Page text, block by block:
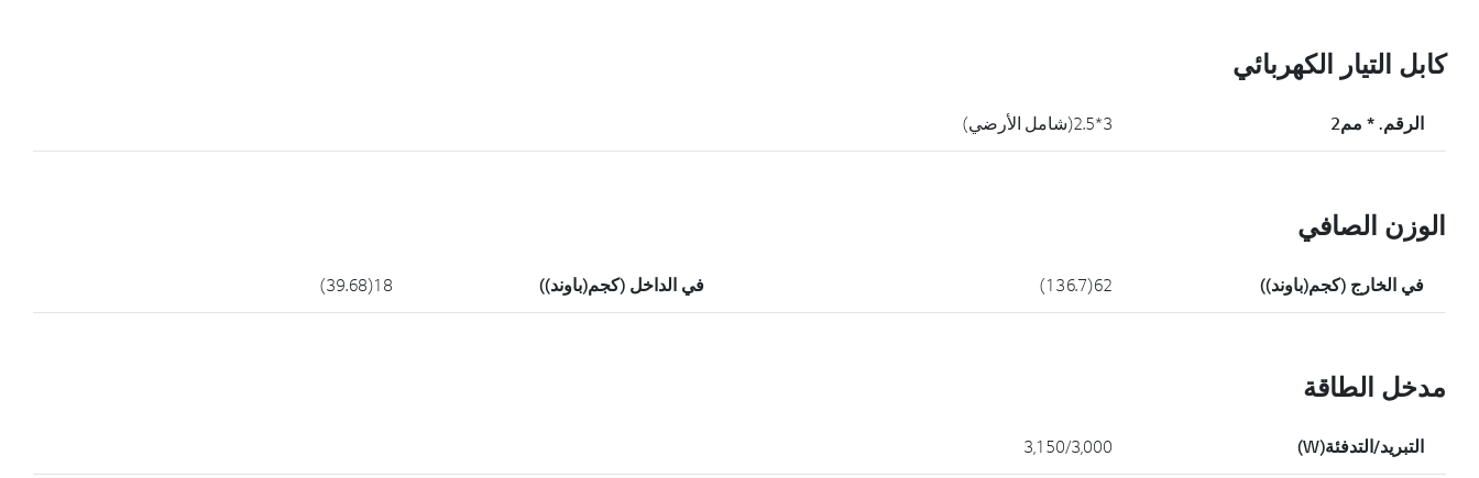
كابل التيار الكهربائي
الرقم. * مم2 3*2.5(شامل الأرضي)
الوزن الصافي
في الخارج (كجم(باوند)) 62(136.7) في الداخل (كجم(باوند)) 18(39.68)
مدخل الطاقة
التبريد/التدفئة(W) 3,150/3,000